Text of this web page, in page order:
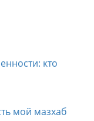
кто
мой мазхаб